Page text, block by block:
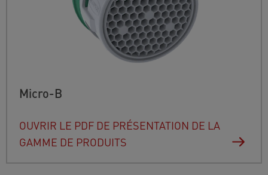
Micro-B
OUVRIR LE PDF DE PRÉSENTATION DE LA
GAMME DE PRODUITS